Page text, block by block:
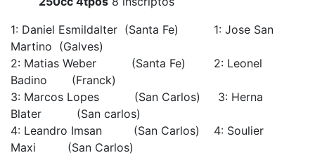
1: Daniel Esmildalter (Santa Fe) 1: Jose San
Martino (Galves)
2: Matias Weber (Santa Fe) 2: Leonel
Badino (Franck)
3: Marcos Lopes (San Carlos) 3: Herna
Blater (San carlos)
4: Leandro Imsan (San Carlos) 4: Soulier
Maxi (San Carlos)